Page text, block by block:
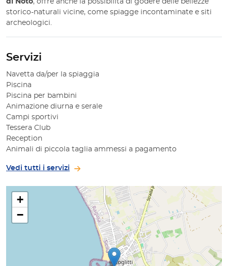
di Noto, offre anche la possibilità di godere delle bellezze
storico-naturali vicine, come spiagge incontaminate e siti
archeologici.
Servizi
Navetta da/per la spiaggia
Piscina
Piscina per bambini
Animazione diurna e serale
Campi sportivi
Tessera Club
Reception
Animali di piccola taglia ammessi a pagamento
Vedi tutti i servizi
+
−